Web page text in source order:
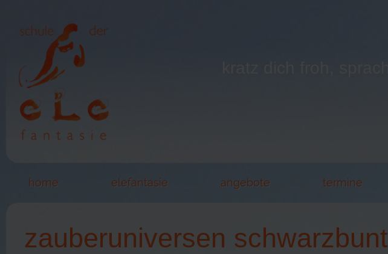
home elefantasie angebote termine
zauberuniversen schwarzbunt